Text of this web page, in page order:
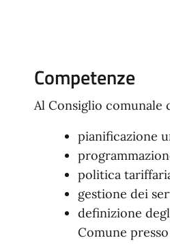
Competenze
Al Consiglio comunale
pianificazione
politica
gestione dei
definizione
Comune